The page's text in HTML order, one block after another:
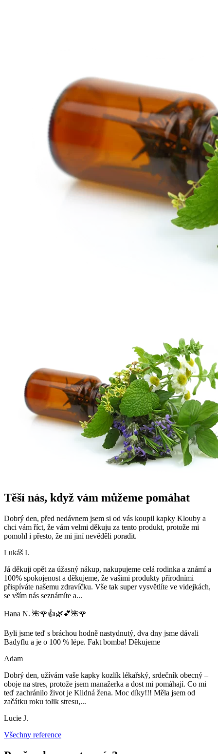
Těší nás, když vám můžeme pomáhat
Dobrý den, před nedávnem jsem si od vás koupil kapky Klouby a
chci vám říct, že vám velmi děkuju za tento produkt, protože mi
pomohl i přesto, že mi jiní nevěděli poradit.
Lukáš I.
Já děkuji opět za úžasný nákup, nakupujeme celá rodinka a známí a
100% spokojenost a děkujeme, že vašimi produkty přírodními
přispíváte našemu zdravíčku. Vše tak super vysvětlíte ve videjkách,
se vším nás seznámíte a...
Hana N. 🌺🌹👍🌿💕🌺🌹
Byli jsme teď s bráchou hodně nastydnutý, dva dny jsme dávali
Badyflu a je o 100 % lépe. Fakt bomba! Děkujeme
Adam
Dobrý den, užívám vaše kapky kozlík lékařský, srdečník obecný –
oboje na stres, protože jsem manažerka a dost mi pomáhají. Co mi
teď zachránilo život je Klidná žena. Moc díky!!! Měla jsem od
začátku roku tolik stresu,...
Lucie J.
Všechny reference